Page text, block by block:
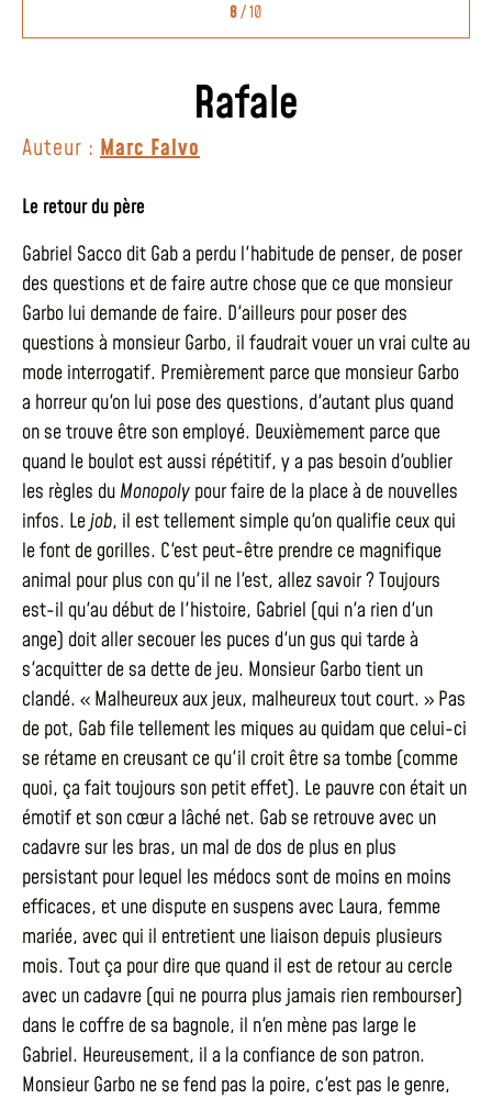
8/ 10
Rafale
Auteur : Marc Falvo
Le retour du père
Gabriel Sacco dit Gab a perdu l'habitude de penser, de poser
des questions et de faire autre chose que ce que monsieur
Garbo lui demande de faire. D'ailleurs pour poser des
questions à monsieur Garbo, il faudrait vouer un vrai culte au
mode interrogatif. Premièrement parce que monsieur Garbo
a horreur qu'on lui pose des questions, d'autant plus quand
on se trouve être son employé. Deuxièmement parce que
quand le boulot est aussi répétitif, y a pas besoin d'oublier
les règles du Monopoly pour faire de la place à de nouvelles
infos. Lejob, il est tellement simple qu'on qualifie ceux qui
le font de gorilles. C'est peut-être prendre ce magnifique
animal pour plus con qu'il ne l'est, allez savoir ? Toujours
est-il qu'au début de l'histoire, Gabriel (qui n'a rien d'un
ange) doit aller secouer les puces d'un gus qui tarde à
s'acquitter de sa dette de jeu. Monsieur Garbo tient un
clandé. « Malheureux aux jeux, malheureux tout court. » Pas
de pot, Gab file tellement les miques au quidam que celui-ci
se rétame en creusant ce qu'il croit être sa tombe (comme
quoi, ça fait toujours son petit effet). Le pauvre con était un
émotif et son cœur a lâché net. Gab se retrouve avec un
cadavre sur les bras, un mal de dos de plus en plus
persistant pour lequel les médocs sont de moins en moins
efficaces, et une dispute en suspens avec Laura, femme
mariée, avec qui il entretient une liaison depuis plusieurs
mois. Tout ça pour dire que quand il est de retour au cercle
avec un cadavre (qui ne pourra plus jamais rien rembourser)
dans le coffre de sa bagnole, il n'en mène pas large le
Gabriel. Heureusement, il a la confiance de son patron.
Monsieur Garbo ne se fend pas la poire, c'est pas le genre,